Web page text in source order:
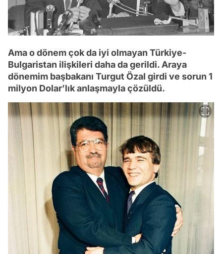
Ama o dönem çok da iyi olmayan Türkiye-
Bulgaristan ilişkileri daha da gerildi. Araya
dönemim başbakanı Turgut Özal girdi ve sorun 1
milyon Dolar’lık anlaşmayla çözüldü.